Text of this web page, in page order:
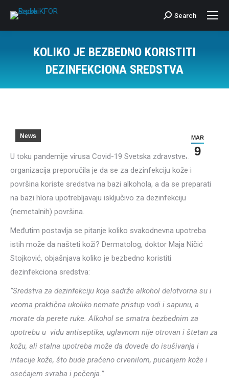
Search:
Search
KOLIKO JE BEZBEDNO KORISTITI
DEZINFEKCIONA SREDSTVA
MAR
9
News
U toku pandemije virusa Covid-19 Svetska zdravstvena
organizacija preporučila je da se za dezinfekciju kože i
površina koriste sredstva na bazi alkohola, a da se preparati
na bazi hlora upotrebljavaju isključivo za dezinfekciju
(nemetalnih) površina.
Međutim postavlja se pitanje koliko svakodnevna upotreba
istih može da našteti koži? Dermatolog, doktor Maja Ničić
Stojković, objašnjava koliko je bezbedno koristiti
dezinfekciona sredstva:
“Sredstva za dezinfekciju koja sadrže alkohol delotvorna su i
veoma praktična ukoliko nemate pristup vodi i sapunu, a
morate da perete ruke. Alkohol se smatra bezbednim za
upotrebu u vidu antiseptika, uglavnom nije otrovan i štetan za
kožu, ali stalna upotreba može da dovede do isušivanja i
iritacije kože, što bude praćeno crvenilom, pucanjem kože i
osećajem svraba i pečenja.”